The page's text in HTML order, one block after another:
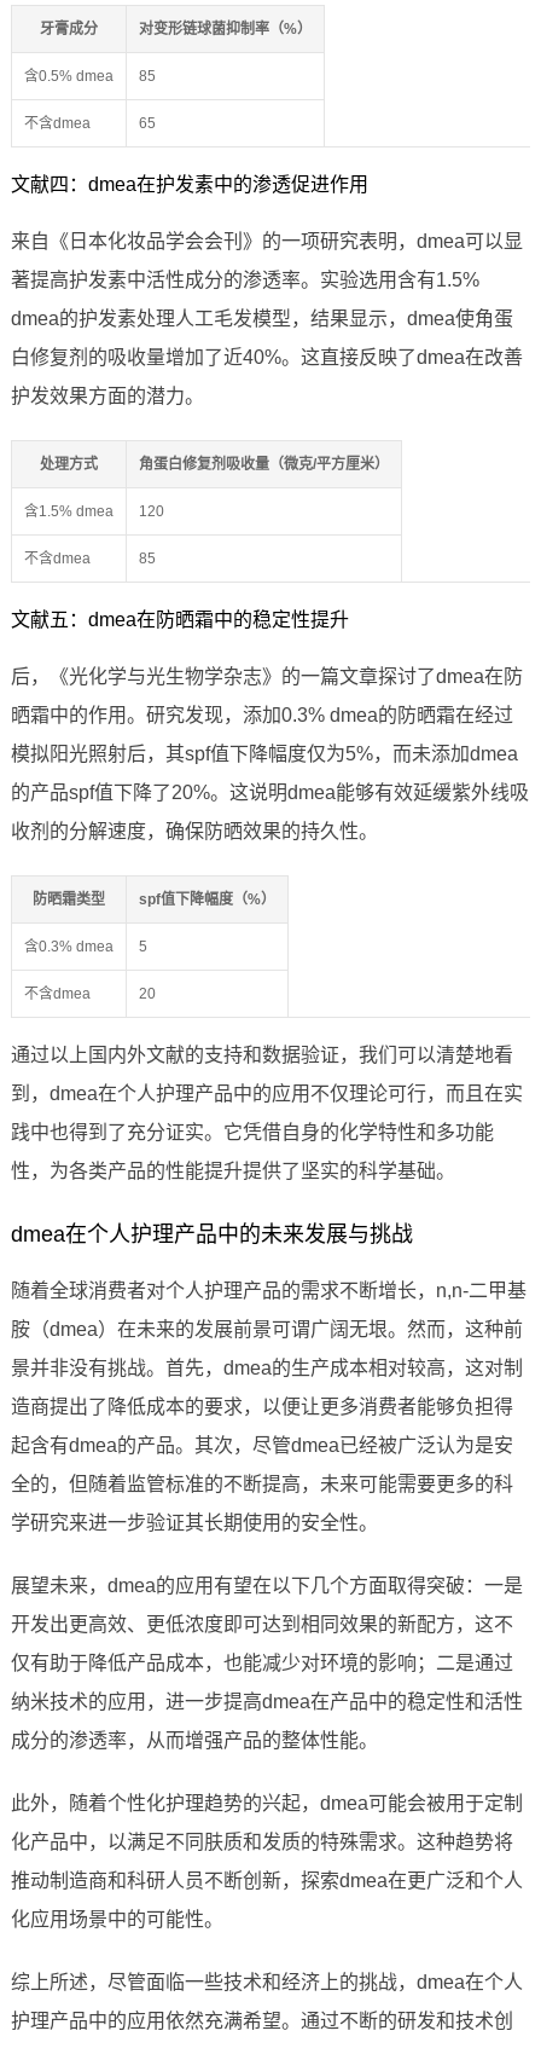
牙膏成分 对变形链球菌抑制率（%）
含0.5% dmea 85
不含dmea 65
文献四：dmea在护发素中的渗透促进作用
来自《日本化妆品学会会刊》的一项研究表明，dmea可以显
著提高护发素中活性成分的渗透率。实验选用含有1.5%
dmea的护发素处理人工毛发模型，结果显示，dmea使角蛋
白修复剂的吸收量增加了近40%。这直接反映了dmea在改善
护发效果方面的潜力。
处理方式 角蛋白修复剂吸收量（微克/平方厘米）
含1.5% dmea 120
不含dmea 85
文献五：dmea在防晒霜中的稳定性提升
后，《光化学与光生物学杂志》的一篇文章探讨了dmea在防
晒霜中的作用。研究发现，添加0.3% dmea的防晒霜在经过
模拟阳光照射后，其spf值下降幅度仅为5%，而未添加dmea
的产品spf值下降了20%。这说明dmea能够有效延缓紫外线吸
收剂的分解速度，确保防晒效果的持久性。
防晒霜类型 spf值下降幅度（%）
含0.3% dmea 5
不含dmea 20
通过以上国内外文献的支持和数据验证，我们可以清楚地看
到，dmea在个人护理产品中的应用不仅理论可行，而且在实
践中也得到了充分证实。它凭借自身的化学特性和多功能
性，为各类产品的性能提升提供了坚实的科学基础。
dmea在个人护理产品中的未来发展与挑战
随着全球消费者对个人护理产品的需求不断增长，n,n-二甲基
胺（dmea）在未来的发展前景可谓广阔无垠。然而，这种前
景并非没有挑战。首先，dmea的生产成本相对较高，这对制
造商提出了降低成本的要求，以便让更多消费者能够负担得
起含有dmea的产品。其次，尽管dmea已经被广泛认为是安
全的，但随着监管标准的不断提高，未来可能需要更多的科
学研究来进一步验证其长期使用的安全性。
展望未来，dmea的应用有望在以下几个方面取得突破：一是
开发出更高效、更低浓度即可达到相同效果的新配方，这不
仅有助于降低产品成本，也能减少对环境的影响；二是通过
纳米技术的应用，进一步提高dmea在产品中的稳定性和活性
成分的渗透率，从而增强产品的整体性能。
此外，随着个性化护理趋势的兴起，dmea可能会被用于定制
化产品中，以满足不同肤质和发质的特殊需求。这种趋势将
推动制造商和科研人员不断创新，探索dmea在更广泛和个人
化应用场景中的可能性。
综上所述，尽管面临一些技术和经济上的挑战，dmea在个人
护理产品中的应用依然充满希望。通过不断的研发和技术创